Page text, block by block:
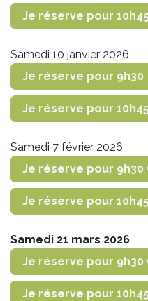
Je réserve pour
Samedi 10 janvier 2026
Je réserve pour 9h30
Je réserve pour
Samedi 7 février 2026
Je réserve pour 9h30
Je réserve pour
Samedi 21 mars 2026
Je réserve pour 9h30
Je réserve pour